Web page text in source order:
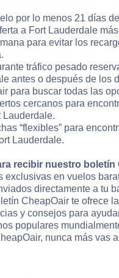
por lo menos 21 días
a Fort Lauderdale
para evitar los
tráfico pesado
antes o después de los
para buscar todas las
cercanos para
Lauderdale.
“flexibles” para
Lauderdale.
recibir nuestro boletín
exclusivas en vuelos
directamente a tu
CheapOair te ofrece
y consejos para
populares
nunca más vas